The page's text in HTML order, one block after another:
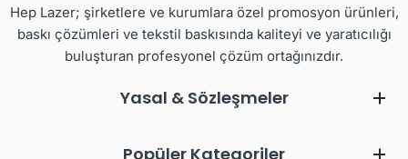
Hep Lazer; şirketlere ve kurumlara özel promosyon ürünleri,
baskı çözümleri ve tekstil baskısında kaliteyi ve yaratıcılığı
buluşturan profesyonel çözüm ortağınızdır.
Yasal & Sözleşmeler
Popüler Kategoriler